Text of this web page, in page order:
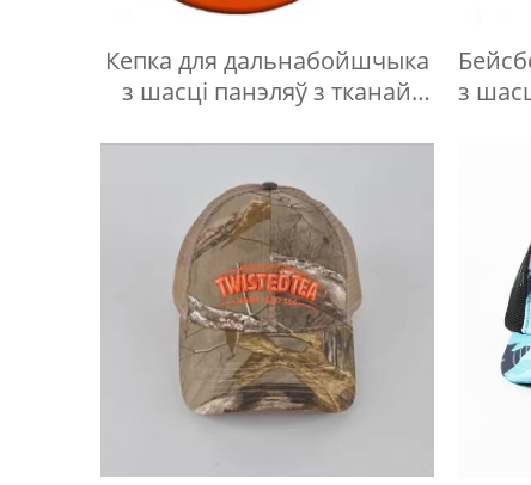
Кепка для дальнабойшчыка
з шасці панэляў з тканай
з